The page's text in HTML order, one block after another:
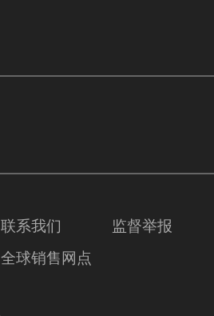
联系我们
监督举报
全球销售网点